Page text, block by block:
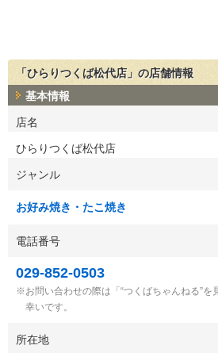
「ひらりつくば松代店」の店舗情報
基本情報
店名
ひらりつくば松代店
ジャンル
お好み焼き・たこ焼き
電話番号
029-852-0503
お問い合わせの際は「“つくばちゃんねる”
幸いです。
所在地